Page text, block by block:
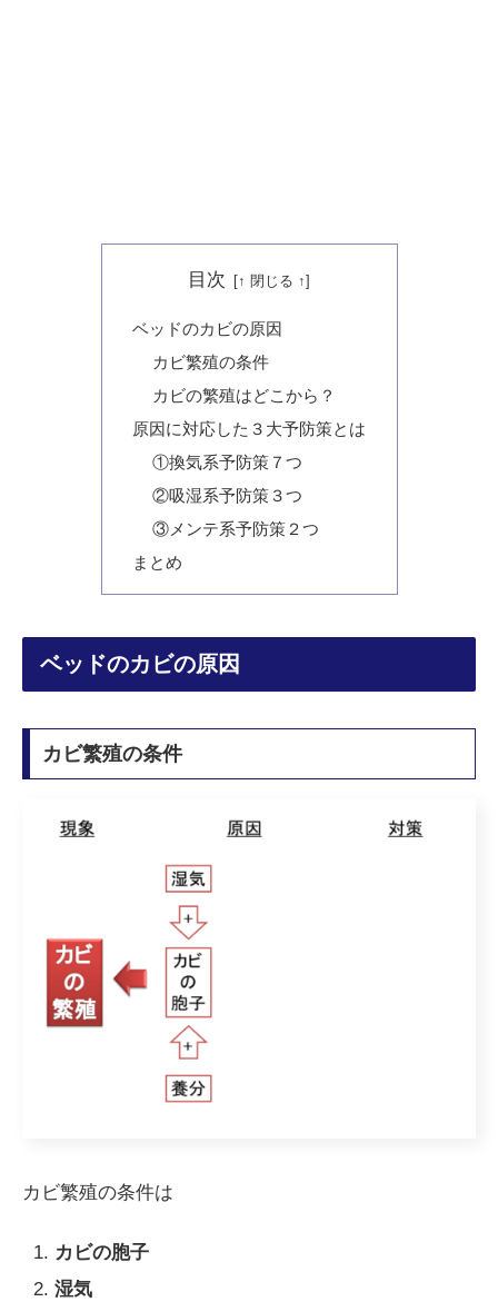
目次
ベッドのカビの原因
カビ繁殖の条件
カビの繁殖はどこから？
原因に対応した３大予防策とは
①換気系予防策７つ
②吸湿系予防策３つ
③メンテ系予防策２つ
まとめ
ベッドのカビの原因
カビ繁殖の条件
カビ繁殖の条件は
カビの胞子
湿気